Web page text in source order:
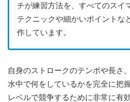
チが練習方法を、すべてのスイ
テクニックや細かいポイントな
作しています。
自身のストロークのテンポや長さ
水中で何をしているかを完全に把
レベルで競争するために非常に有効